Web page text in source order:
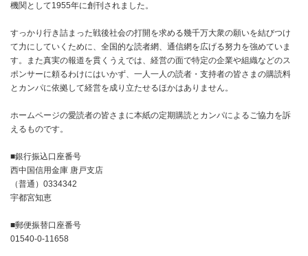
機関として1955年に創刊されました。
すっかり行き詰まった戦後社会の打開を求める幾千万大衆の願いを結びつけ
て力にしていくために、全国的な読者網、通信網を広げる努力を強めていま
す。また真実の報道を貫くうえでは、経営の面で特定の企業や組織などのス
ポンサーに頼るわけにはいかず、一人一人の読者・支持者の皆さまの購読料
とカンパに依拠して経営を成り立たせるほかはありません。
ホームページの愛読者の皆さまに本紙の定期購読とカンパによるご協力を訴
えるものです。
■銀行振込口座番号
西中国信用金庫 唐戸支店
（普通）0334342
宇都宮知恵
■郵便振替口座番号
01540-0-11658